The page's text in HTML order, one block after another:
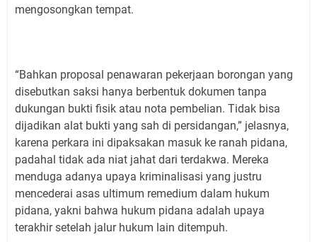
mengosongkan tempat.
“Bahkan proposal penawaran pekerjaan borongan yang
disebutkan saksi hanya berbentuk dokumen tanpa
dukungan bukti fisik atau nota pembelian. Tidak bisa
dijadikan alat bukti yang sah di persidangan,” jelasnya,
karena perkara ini dipaksakan masuk ke ranah pidana,
padahal tidak ada niat jahat dari terdakwa. Mereka
menduga adanya upaya kriminalisasi yang justru
mencederai asas ultimum remedium dalam hukum
pidana, yakni bahwa hukum pidana adalah upaya
terakhir setelah jalur hukum lain ditempuh.